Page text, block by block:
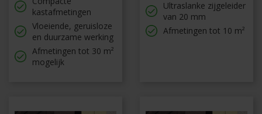
kastafmetingen
Vloeiende, geruisloze
en duurzame werking
Afmetingen tot 30 m²
mogelijk
Ultraslanke zijgeleider
van 20 mm
Afmetingen tot 10 m²